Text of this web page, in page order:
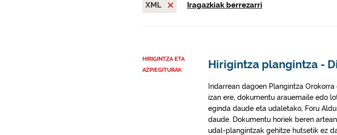
XML
Iragazkiak berrezarri
HIRIGINTZA ETA
AZPIEGITURAK
Hirigintza plangintza -
Indarrean dagoen Plangintza
izan ere, dokumentu arauemaile edo
eginda daude eta udaletako, Foru
daude. Dokumentu horiek beren
udal-plangintzak gehitze hutsetik ez